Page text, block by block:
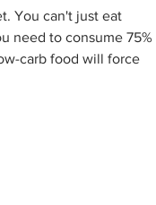
You can't just eat
need to consume 75%
carb food will force